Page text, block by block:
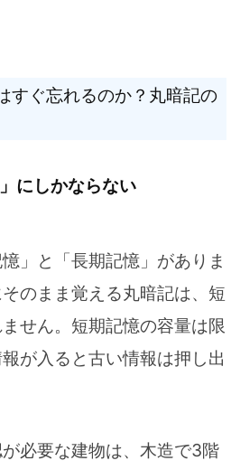
すぐ忘れるのか？丸暗記の
にしかならない
」と「長期記憶」がありま
のまま覚える丸暗記は、短
せん。短期記憶の容量は限
が入ると古い情報は押し出
必要な建物は、木造で3階